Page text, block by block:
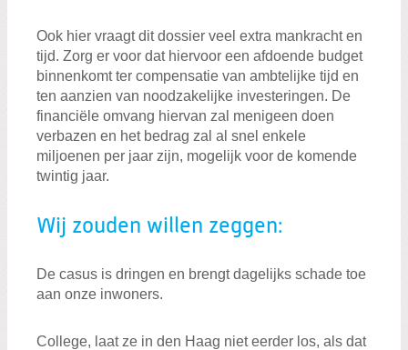
Ook hier vraagt dit dossier veel extra mankracht en
tijd. Zorg er voor dat hiervoor een afdoende budget
binnenkomt ter compensatie van ambtelijke tijd en
ten aanzien van noodzakelijke investeringen. De
financiële omvang hiervan zal menigeen doen
verbazen en het bedrag zal al snel enkele
miljoenen per jaar zijn, mogelijk voor de komende
twintig jaar.
Wij zouden willen zeggen:
De casus is dringen en brengt dagelijks schade toe
aan onze inwoners.
College, laat ze in den Haag niet eerder los, als dat